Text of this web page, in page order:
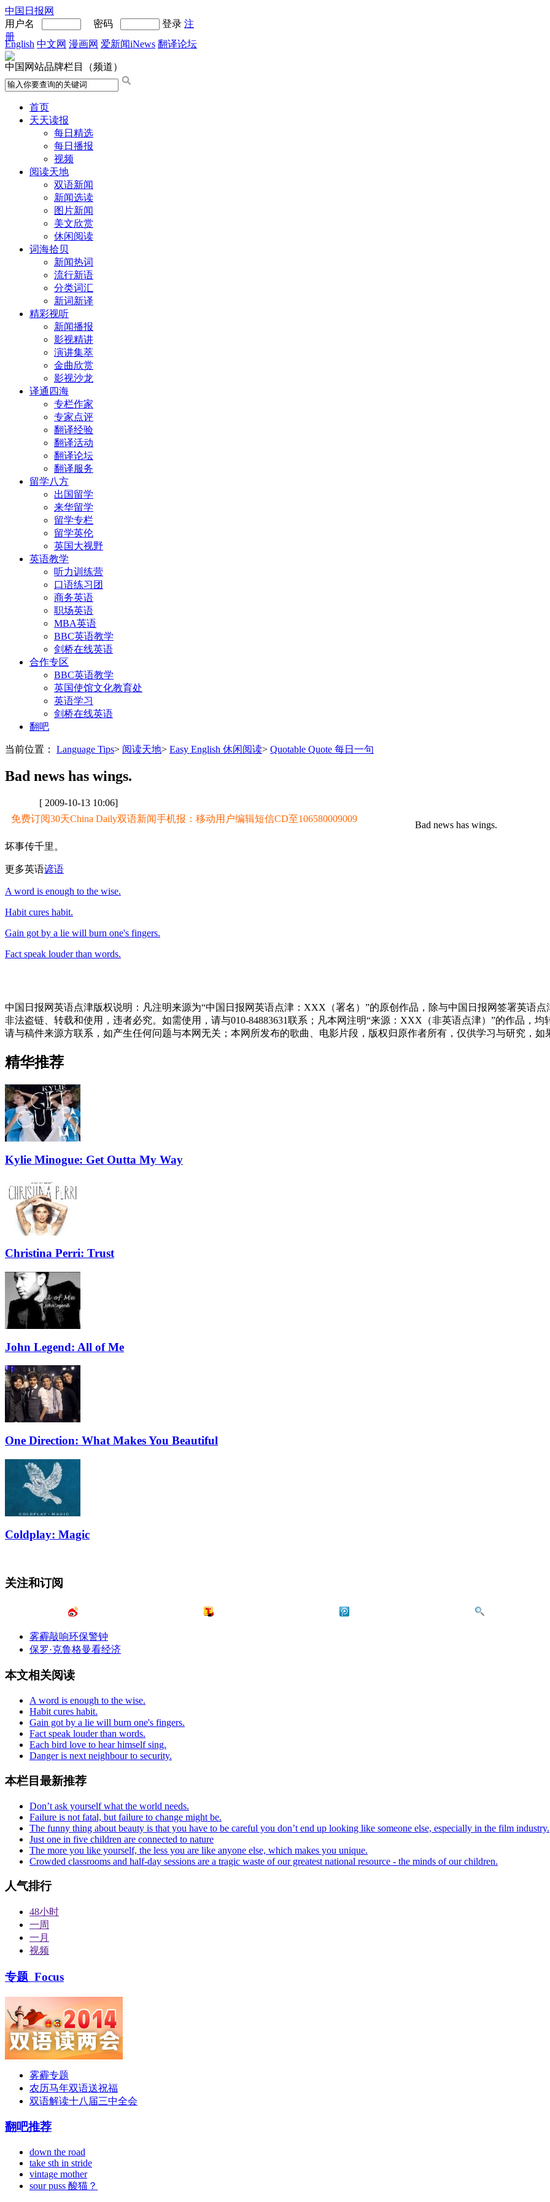
中国日报网
用户名
密码 登录 注
册
English 中文网 漫画网 爱新闻iNews 翻译论坛
中国网站品牌栏目（频道）
首页
天天读报
每日精选
每日播报
视频
阅读天地
双语新闻
新闻选读
图片新闻
美文欣赏
休闲阅读
词海拾贝
新闻热词
流行新语
分类词汇
新词新译
精彩视听
新闻播报
影视精讲
演讲集萃
金曲欣赏
影视沙龙
译通四海
专栏作家
专家点评
翻译经验
翻译活动
翻译论坛
翻译服务
留学八方
出国留学
来华留学
留学专栏
留学英伦
英国大视野
英语教学
听力训练营
口语练习团
商务英语
职场英语
MBA英语
BBC英语教学
剑桥在线英语
合作专区
BBC英语教学
英国使馆文化教育处
英语学习
剑桥在线英语
翻吧
当前位置： Language Tips> 阅读天地> Easy English 休闲阅读> Quotable Quote 每日一句
Bad news has wings.
[ 2009-10-13 10:06]
免费订阅30天China Daily双语新闻手机报：移动用户编辑短信CD至106580009009
Bad news has wings.
坏事传千里。
更多英语谚语
A word is enough to the wise.
Habit cures habit.
Gain got by a lie will burn one's fingers.
Fact speak louder than words.
中国日报网英语点津版权说明：凡注明来源为“中国日报网英语点津：XXX（署名）”的原创作品，除与中国日报网签署英语
非法盗链、转载和使用，违者必究。如需使用，请与010-84883631联系；凡本网注明“来源：XXX（非英语点津）”的作品，
请与稿件来源方联系，如产生任何问题与本网无关；本网所发布的歌曲、电影片段，版权归原作者所有，仅供学习与研究，如
精华推荐
Kylie Minogue: Get Outta My Way
Christina Perri: Trust
John Legend: All of Me
One Direction: What Makes You Beautiful
Coldplay: Magic
关注和订阅
雾霾敲响环保警钟
保罗·克鲁格曼看经济
本文相关阅读
A word is enough to the wise.
Habit cures habit.
Gain got by a lie will burn one's fingers.
Fact speak louder than words.
Each bird love to hear himself sing.
Danger is next neighbour to security.
本栏目最新推荐
Don’t ask yourself what the world needs.
Failure is not fatal, but failure to change might be.
The funny thing about beauty is that you have to be careful you don’t end up looking like someone else, especially in the film industry.
Just one in five children are connected to nature
The more you like yourself, the less you are like anyone else, which makes you unique.
Crowded classrooms and half-day sessions are a tragic waste of our greatest national resource - the minds of our children.
人气排行
48小时
一周
一月
视频
专题 Focus
雾霾专题
农历马年双语送祝福
双语解读十八届三中全会
翻吧推荐
down the road
take sth in stride
vintage mother
sour puss 酸猫？